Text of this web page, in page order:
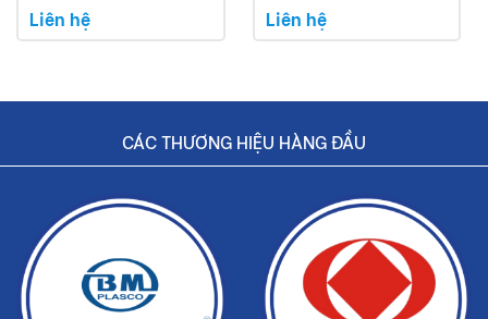
Liên hệ Liên hệ
CÁC THƯƠNG HIỆU HÀNG ĐẦU